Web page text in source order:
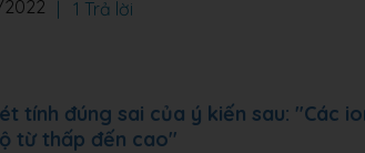
1 Trả lời
tính đúng sai của ý kiến sau: "Các
từ thấp đến cao"